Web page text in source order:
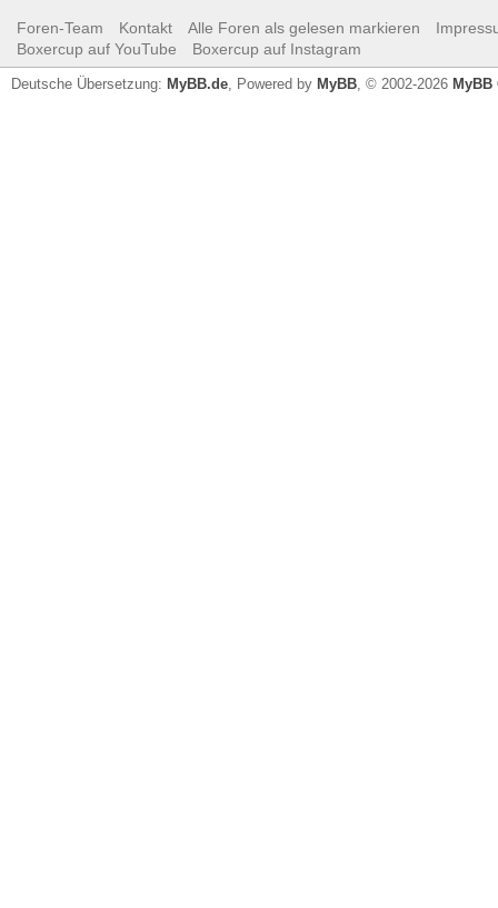
Foren-Team Kontakt Alle Foren als gelesen markieren
Boxercup auf YouTube
Boxercup auf Instagram
Deutsche Übersetzung: MyBB.de , Powered by MyBB , © 2002-2026 MyBB